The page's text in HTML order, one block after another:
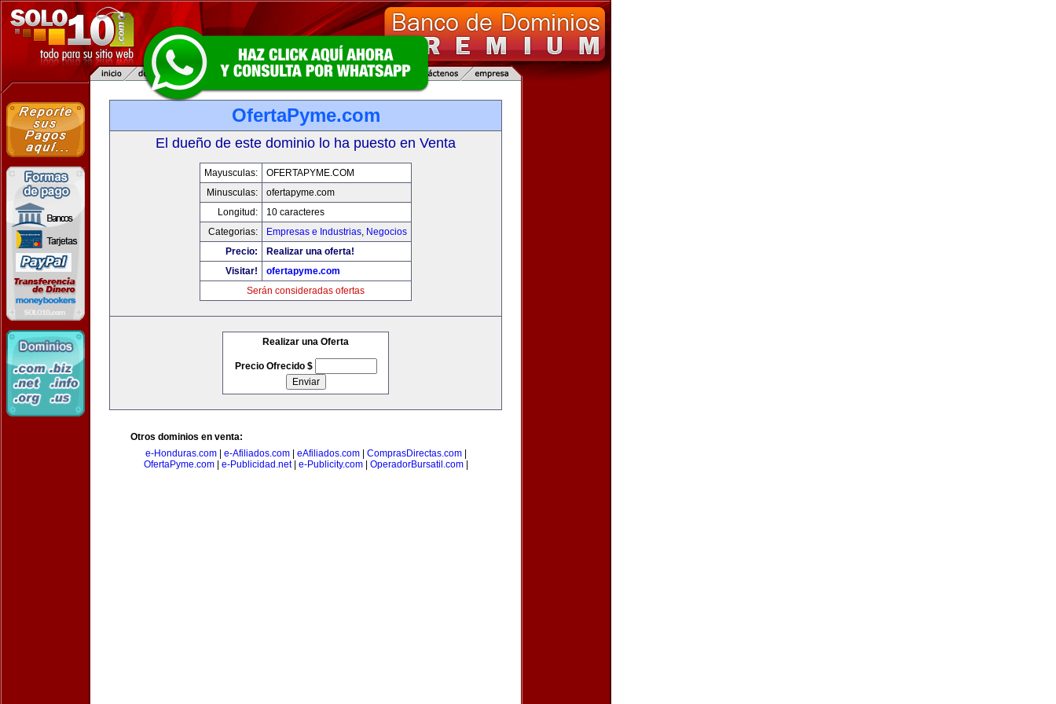
OfertaPyme.com
El dueño de este dominio lo ha puesto en Venta
Mayusculas:
OFERTAPYME.COM
Minusculas:
ofertapyme.com
Longitud:
10 caracteres
Categorias:
Empresas e Industrias, Negocios
Precio:
Realizar una oferta!
Visitar!
ofertapyme.com
Serán consideradas ofertas
Realizar una Oferta
Precio Ofrecido $
Otros dominios en venta:
e-Honduras.com| e-Afiliados.com| eAfiliados.com| ComprasDirectas.com|
OfertaPyme.com| e-Publicidad.net| e-Publicity.com| OperadorBursatil.com|